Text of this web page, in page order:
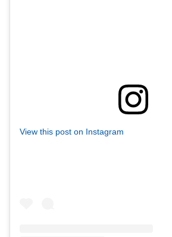
View this post on Instagram